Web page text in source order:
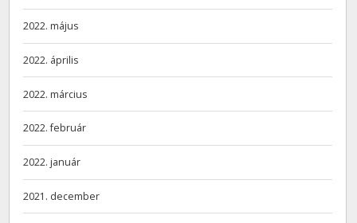
2022. május
2022. április
2022. március
2022. február
2022. január
2021. december